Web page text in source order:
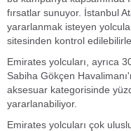
fırsatlar sunuyor. İstanbul
yararlanmak isteyen
sitesinden kontrol
Emirates yolcuları, ayrıca
Sabiha Gökçen
aksesuar kategorisinde
yararlanabiliyor.
Emirates yolcuları çok